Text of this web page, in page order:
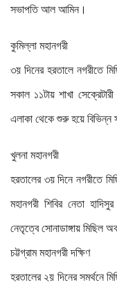
সভাপতি আল আমিন।
কুমিল্লা মহানগরী
৩য় দিনের হরতালে নগরীতে
সকাল ১১টায় শাখা
এলাকা থেকে শুরু হয়ে
খুলনা মহানগরী
হরতালের ৩য় দিনে নগরীতে
মহানগরী শিবির নেতা
নেতৃত্বে সোনাডাঙ্গায় মিছিল
চট্টগ্রাম মহানগরী দক্ষিণ
হরতালের ২য় দিনের সমর্থনে